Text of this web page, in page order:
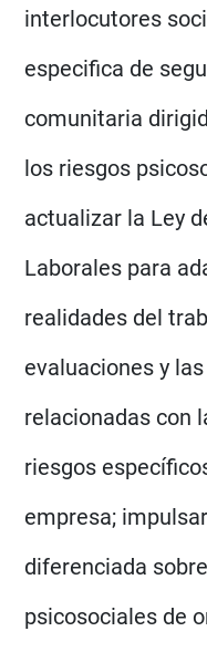
interlocutores
especifica de
comunitaria
los riesgos
actualizar la Ley
Laborales para
realidades del
evaluaciones y
relacionadas con
riesgos
empresa;
diferenciada
psicosociales de